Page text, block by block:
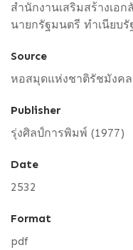
สำนักงานเสริมสร้างเอ
นายกรัฐมนตรี ทำเนียบรั
Source
หอสมุดแห่งชาติรัชมังค
Publisher
รุ่งศิลป์การพิมพ์ (1977)
Date
2532
Format
pdf